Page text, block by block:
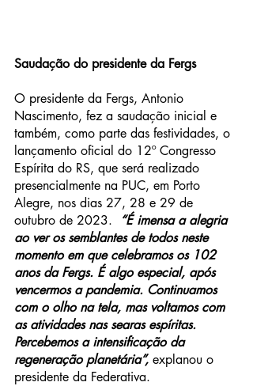
Saudação do presidente da Fergs
O presidente da Fergs, Antonio
Nascimento, fez a saudação inicial e
também, como parte das festividades, o
lançamento oficial do 12º Congresso
Espírita do RS, que será realizado
presencialmente na PUC, em Porto
Alegre, nos dias 27, 28 e 29 de
outubro de 2023.
“É imensa a alegria
ao ver os semblantes de todos neste
momento em que celebramos os 102
anos da Fergs. É algo especial, após
vencermos a pandemia. Continuamos
com o olho na tela, mas voltamos com
as atividades nas searas espíritas.
Percebemos a intensificação da
regeneração planetária”, explanou o
presidente da Federativa.